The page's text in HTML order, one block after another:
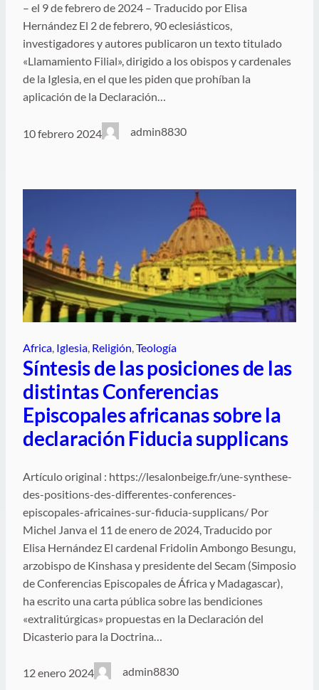
– el 9 de febrero de 2024 – Traducido por Elisa
Hernández El 2 de febrero, 90 eclesiásticos,
investigadores y autores publicaron un texto titulado
«Llamamiento Filial», dirigido a los obispos y cardenales
de la Iglesia, en el que les piden que prohíban la
aplicación de la Declaración…
10 febrero 2024 admin8830
Africa Iglesia Religión Teología
Síntesis de las posiciones de las
distintas Conferencias
Episcopales africanas sobre la
declaración Fiducia supplicans
Artículo original : https://lesalonbeige.fr/une-synthese-
des-positions-des-differentes-conferences-
episcopales-africaines-sur-fiducia-supplicans/ Por
Michel Janva el 11 de enero de 2024, Traducido por
Elisa Hernández El cardenal Fridolin Ambongo Besungu,
arzobispo de Kinshasa y presidente del Secam (Simposio
de Conferencias Episcopales de África y Madagascar),
ha escrito una carta pública sobre las bendiciones
«extralitúrgicas» propuestas en la Declaración del
Dicasterio para la Doctrina…
12 enero 2024 admin8830